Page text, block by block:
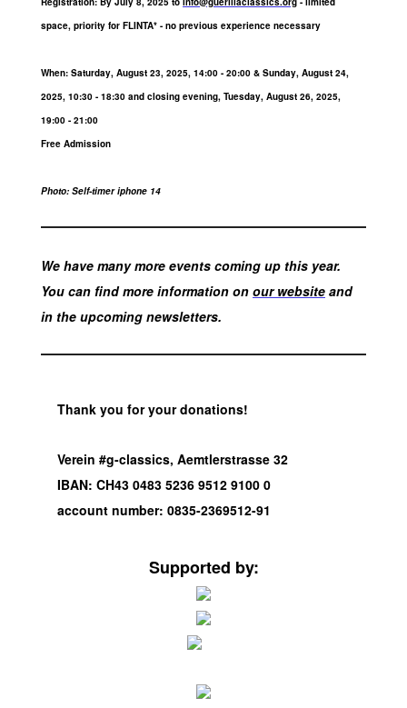
space, priority for FLINTA* - no previous experience necessary
When: Saturday, August 23, 2025, 14:00 - 20:00 & Sunday, August 24,
2025, 10:30 - 18:30 and closing evening, Tuesday, August 26, 2025,
19:00 - 21:00
Free Admission
Photo: Self-timer iphone 14
We have many more events coming up this year.
You can find more information on our website and
in the upcoming newsletters.
Thank you for your donations!
Verein #g-classics, Aemtlerstrasse 32
IBAN: CH43 0483 5236 9512 9100 0
account number: 0835-2369512-91
Supported by: